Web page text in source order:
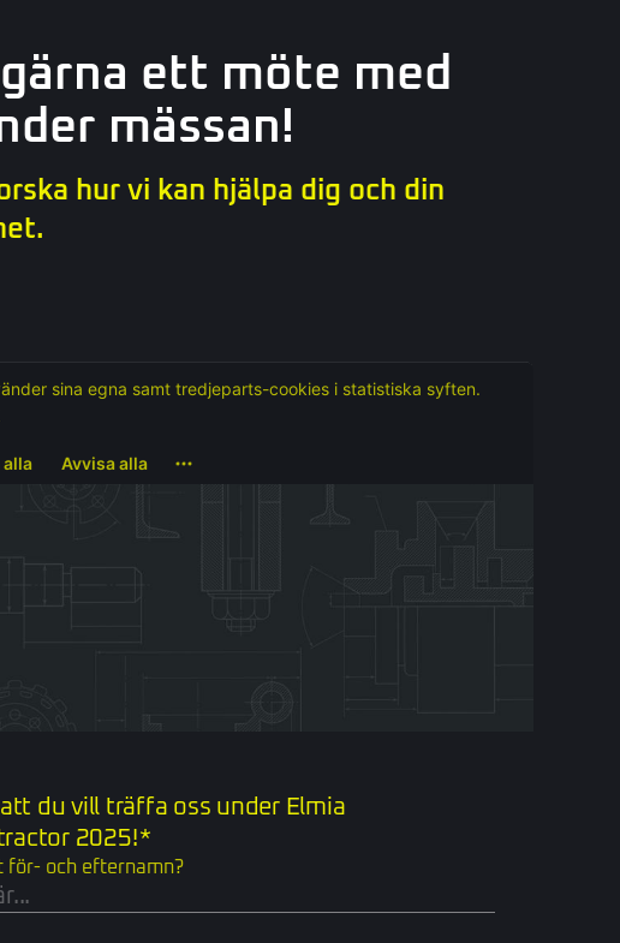
ett möte med
mässan!
hur vi kan hjälpa dig och din